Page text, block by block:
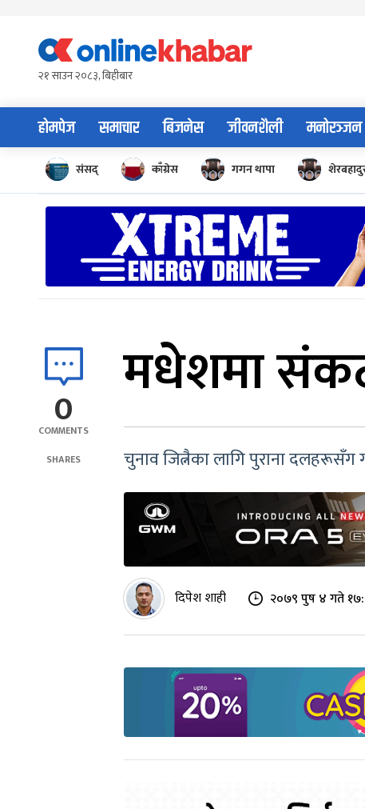
content२१ साउन २०८३, बिहीबार
होमपेज समाचार बिजनेस जीवनशैली मनोरञ्जन
संसद् काँग्रेस गगन थापा
0
COMMENTS
SHARES
मधेशमा
चुनाव जित्नैका लागि पुराना
दिपेश शाही २०७९ पुष ४ गते